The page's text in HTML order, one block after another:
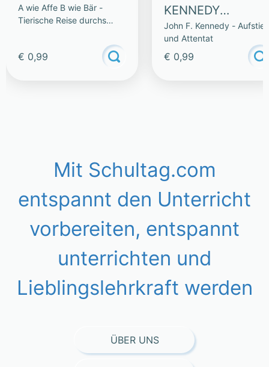
A wie Affe B wie Bär -
Tierische Reise durchs
€ 0,99
KENNEDY
CHRUSCHTSCHO
W
John F. Kennedy -
und Attentat
€ 0,99
Mit Schultag.com
entspannt den Unterricht
vorbereiten, entspannt
unterrichten und
Lieblingslehrkraft werden
ÜBER UNS